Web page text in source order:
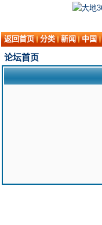
返回首页 分类 新闻 中国
论坛首页